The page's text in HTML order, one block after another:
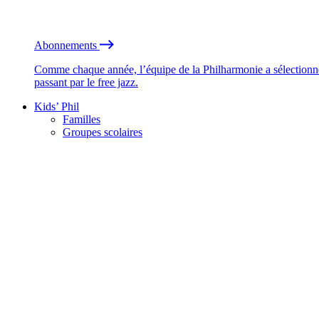
Abonnements
Comme chaque année, l’équipe de la Philharmonie a
passant par le free jazz.
Kids’ Phil
Familles
Groupes scolaires